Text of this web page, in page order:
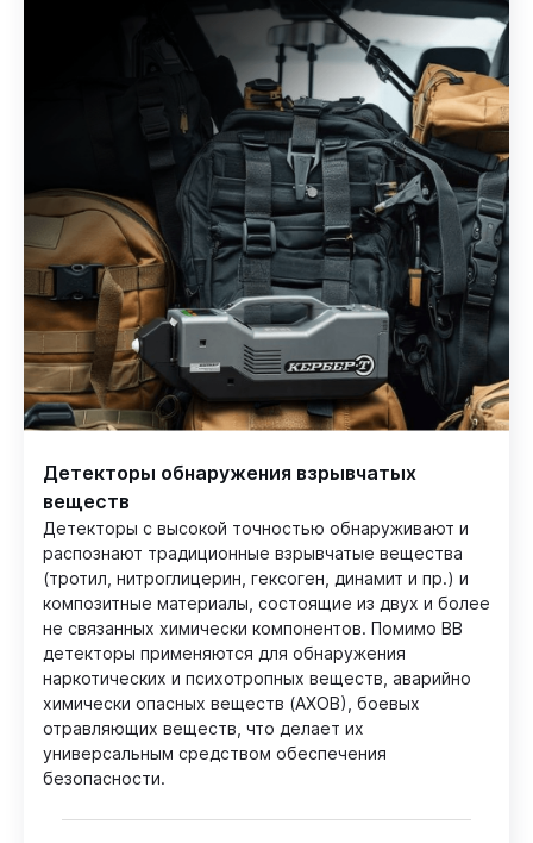
обнаружения
взрывчатых веществ
Детекторы обнаружения взрывчатых
веществ
Детекторы с высокой точностью обнаруживают и
распознают традиционные взрывчатые вещества
(тротил, нитроглицерин, гексоген, динамит и пр.) и
композитные материалы, состоящие из двух и более
не связанных химически компонентов. Помимо ВВ
детекторы применяются для обнаружения
наркотических и психотропных веществ, аварийно
химически опасных веществ (АХОВ), боевых
отравляющих веществ, что делает их
универсальным средством обеспечения
безопасности.